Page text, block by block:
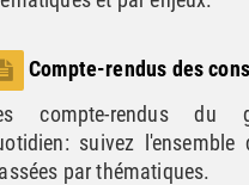
Compte-rendus des
compte-rendus du
suivez l'ensemble
par thématiques.